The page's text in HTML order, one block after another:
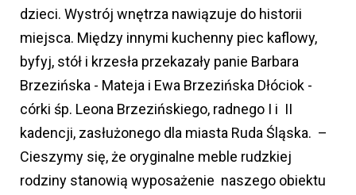
dzieci. Wystrój wnętrza nawiązuje do historii
miejsca. Między innymi kuchenny piec kaflowy,
byfyj, stół i krzesła przekazały panie Barbara
Brzezińska - Mateja i Ewa Brzezińska Dłóciok -
córki śp. Leona Brzezińskiego, radnego I i II
kadencji, zasłużonego dla miasta Ruda Śląska. –
Cieszymy się, że oryginalne meble rudzkiej
rodziny stanowią wyposażenie naszego obiektu